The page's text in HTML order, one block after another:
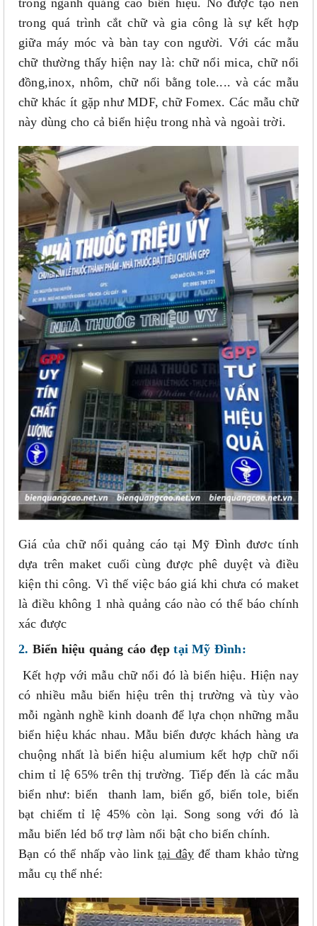
trong ngành quảng cáo biển hiệu. Nó được tạo nên
trong quá trình cắt chữ và gia công là sự kết hợp
giữa máy móc và bàn tay con người. Với các mẫu
chữ thường thấy hiện nay là: chữ nổi mica, chữ nổi
đồng,inox, nhôm, chữ nổi bằng tole.... và các mẫu
chữ khác ít gặp như MDF, chữ Fomex. Các mẫu chữ
này dùng cho cả biển hiệu trong nhà và ngoài trời.
Giá của chữ nổi quảng cáo tại Mỹ Đình đươc tính
dựa trên maket cuối cùng được phê duyệt và điều
kiện thi công. Vì thế việc báo giá khi chưa có maket
là điều không 1 nhà quảng cáo nào có thể báo chính
xác được
2. Biển hiệu quảng cáo đẹp tại Mỹ Đình:
Kết hợp với mẫu chữ nổi đó là biển hiệu. Hiện nay
có nhiều mẫu biển hiệu trên thị trường và tùy vào
mỗi ngành nghề kinh doanh để lựa chọn những mẫu
biển hiệu khác nhau. Mẫu biển được khách hàng ưa
chuộng nhất là biển hiệu alumium kết hợp chữ nổi
chim tỉ lệ 65% trên thị trường. Tiếp đến là các mẫu
biển như: biển thanh lam, biển gổ, biển tole, biển
bạt chiếm tỉ lệ 45% còn lại. Song song với đó là
mẫu biển léd bổ trợ làm nổi bật cho biển chính.
Bạn có thể nhấp vào link tại đây để tham khảo từng
mẫu cụ thể nhé: